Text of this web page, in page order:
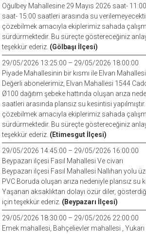
Oğulbey Mahallesine 29 Mayıs 2026 saat-
saat- 15:00 saatleri arasında su verilemeyecektir.
çözebilmek amacıyla ekiplerimiz sahada
sürdürmektedir. Bu süreçte göstereceğiniz
teşekkür ederiz. (Gölbaşı İlçesi)
29/05/2026 13:25:00 – 29/05/2026 18:00:00
Piyade Mahallesinin bir kısmı ile Elvan
Değerli abonelerimiz, Elvan Mahallesi 1544
Ø100 dağıtım şebeke hattında oluşan arıza
saatleri arasında plansız su kesintisi yapılmıştır.
çözebilmek amacıyla ekiplerimiz sahada
sürdürmektedir. Bu süreçte göstereceğiniz
teşekkür ederiz. (Etimesgut İlçesi)
29/05/2026 14:45:00 – 29/05/2026 16:00:00
Beypazarı ilçesi Fasıl Mahallesi Ve civarı
Beypazarı ilçesi Fasıl Mahallesi Nallıhan yolu
PVC Boruda oluşan arıza nedeniyle plansız su
Yaşanan aksaklıktan dolayı özür diler,
için teşekkür ederiz. (Beypazarı İlçesi)
29/05/2026 18:30:00 – 29/05/2026 22:00:00
Emek mahallesi, Bahçelievler mahallesi ,